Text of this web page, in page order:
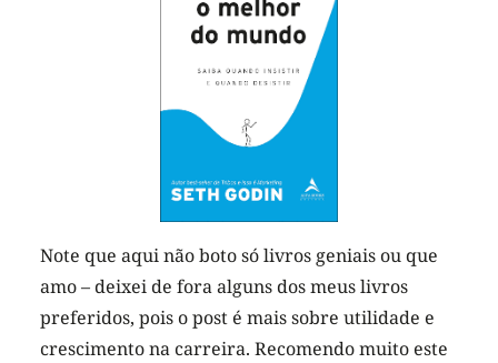
Note que aqui não boto só livros geniais ou que
amo – deixei de fora alguns dos meus livros
preferidos, pois o post é mais sobre utilidade e
crescimento na carreira. Recomendo muito este